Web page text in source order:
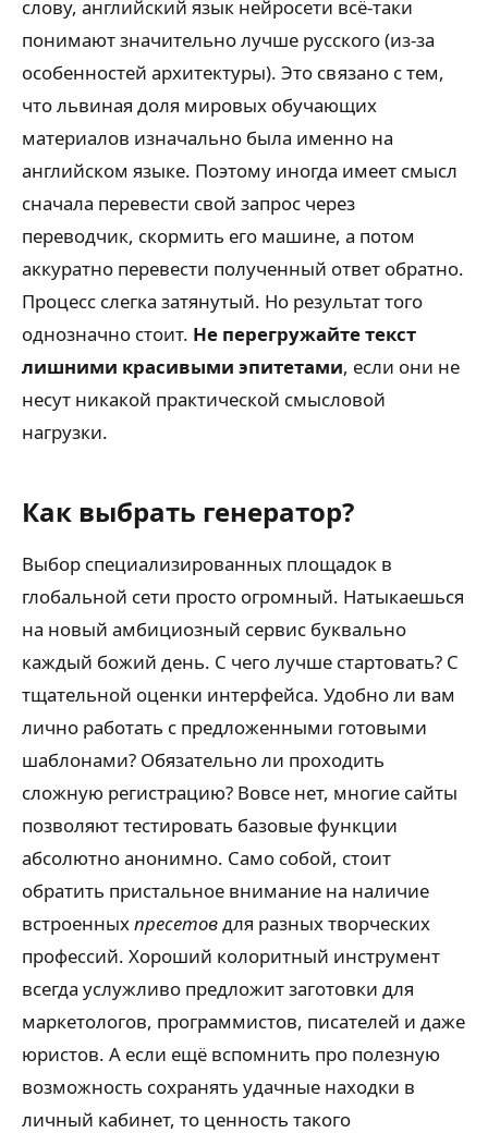
слову, английский язык нейросети всё-таки
понимают значительно лучше русского (из-за
особенностей архитектуры). Это связано с тем,
что львиная доля мировых обучающих
материалов изначально была именно на
английском языке. Поэтому иногда имеет смысл
сначала перевести свой запрос через
переводчик, скормить его машине, а потом
аккуратно перевести полученный ответ обратно.
Процесс слегка затянутый. Но результат того
однозначно стоит. Не перегружайте текст
лишними красивыми эпитетами, если они не
несут никакой практической смысловой
нагрузки.
Как выбрать генератор?
Выбор специализированных площадок в
глобальной сети просто огромный. Натыкаешься
на новый амбициозный сервис буквально
каждый божий день. С чего лучше стартовать? С
тщательной оценки интерфейса. Удобно ли вам
лично работать с предложенными готовыми
шаблонами? Обязательно ли проходить
сложную регистрацию? Вовсе нет, многие сайты
позволяют тестировать базовые функции
абсолютно анонимно. Само собой, стоит
обратить пристальное внимание на наличие
встроенныхпресетовдля разных творческих
профессий. Хороший колоритный инструмент
всегда услужливо предложит заготовки для
маркетологов, программистов, писателей и даже
юристов. А если ещё вспомнить про полезную
возможность сохранять удачные находки в
личный кабинет, то ценность такого